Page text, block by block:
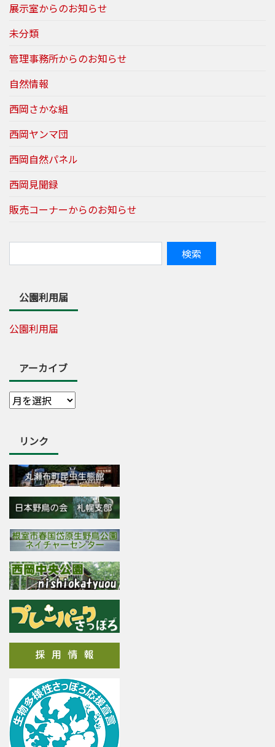
展示室からのお知らせ
未分類
管理事務所からのお知らせ
自然情報
西岡さかな組
西岡ヤンマ団
西岡自然パネル
西岡見聞録
販売コーナーからのお知らせ
公園利用届
公園利用届
アーカイブ
リンク